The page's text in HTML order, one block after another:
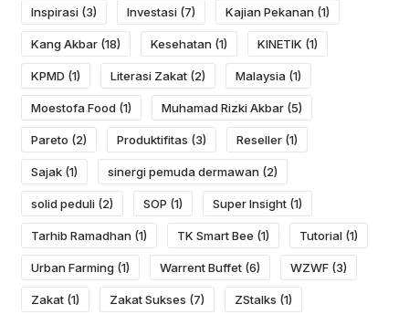
Inspirasi (3) Investasi (7) Kajian Pekanan (1)
Kang Akbar (18) Kesehatan (1) KINETIK (1)
KPMD (1) Literasi Zakat (2) Malaysia (1)
Moestofa Food (1) Muhamad Rizki Akbar (5)
Pareto (2) Produktifitas (3) Reseller (1)
Sajak (1) sinergi pemuda dermawan (2)
solid peduli (2) SOP (1) Super Insight (1)
Tarhib Ramadhan (1) TK Smart Bee (1) Tutorial (1)
Urban Farming (1) Warrent Buffet (6) WZWF (3)
Zakat (1) Zakat Sukses (7) ZStalks (1)